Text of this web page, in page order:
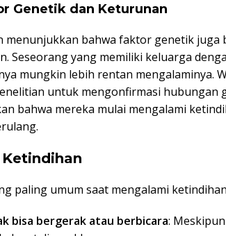
Genetik dan Keturunan
menunjukkan bahwa faktor genetik juga
Seseorang yang memiliki keluarga
mungkin lebih rentan mengalaminya.
untuk mengonfirmasi hubungan
bahwa mereka mulai mengalami
paling umum saat mengalami
bisa bergerak atau berbicara: